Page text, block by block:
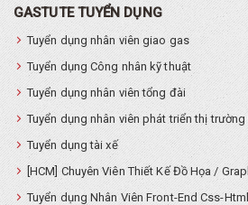
GASTUTE TUYỂN DỤNG
Tuyển dụng nhân viên giao gas
Tuyển dụng Công nhân kỹ thuật
Tuyển dụng nhân viên tổng đài
Tuyển dụng nhân viên phát triển thị trường
Tuyển dụng tài xế
[HCM] Chuyên Viên Thiết Kế Đồ Họa /
Tuyển dụng Nhân Viên Front-End Css-